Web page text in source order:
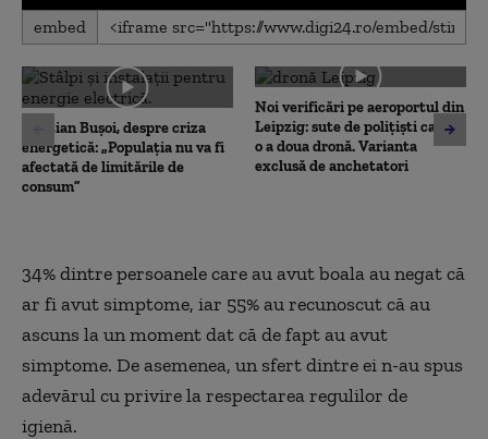
0
seconds
0
seconds
embed
Cristian Bușoi, despre criza
energetică: „Populația nu va fi
afectată de limitările de
consum”
Noi verificări pe aeroportul din
Leipzig: sute de polițiști caută
o a doua dronă. Varianta
exclusă de anchetatori
34% dintre persoanele care au avut boala au negat că
ar fi avut simptome, iar 55% au recunoscut că au
ascuns la un moment dat că de fapt au avut
simptome. De asemenea, un sfert dintre ei n-au spus
adevărul cu privire la respectarea regulilor de
igienă.